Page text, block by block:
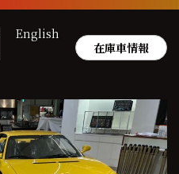
English
在庫車情報